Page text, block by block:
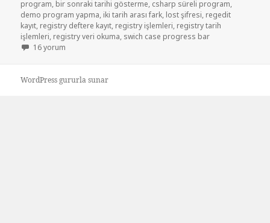
tarihi
program, bir sonraki tarihi gösterme, csharp süreli program,
demo program yapma, iki tarih arası fark, lost şifresi, regedit
kayıt, registry deftere kayıt, registry işlemleri, registry tarih
işlemleri, registry veri okuma, swich case progress bar
Demo süreli program yapma için
16 yorum
WordPress gururla sunar